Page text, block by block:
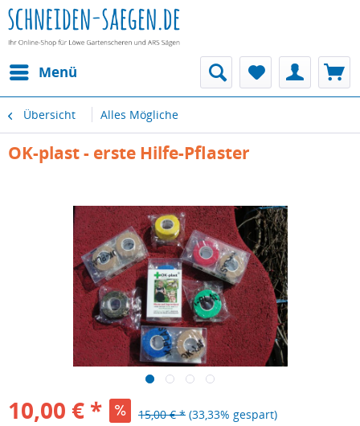
Menü
Übersicht Alles Mögliche
OK-plast - erste Hilfe-Pflaster
10,00 € * 15,00 € * (33,33% gespart)